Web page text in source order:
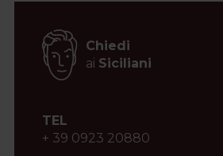
Chiedi
ai Siciliani
TEL
+ 39 0923 20880